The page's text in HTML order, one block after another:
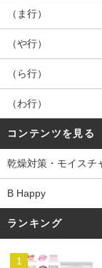
（ま行）
（や行）
（ら行）
（わ行）
コンテンツを見る
乾燥対策・モイスチ
B Happy
ランキング
1